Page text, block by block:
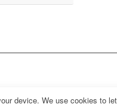
device. We use cookies to